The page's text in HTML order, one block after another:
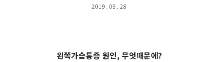
2019 . 03 . 28
왼쪽가슴통증 원인, 무엇때문에?